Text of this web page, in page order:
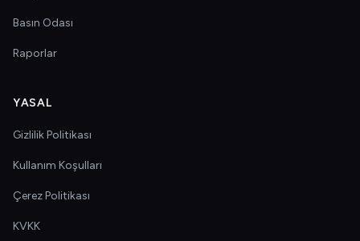
Basın Odası
Raporlar
YASAL
Gizlilik Politikası
Kullanım Koşulları
Çerez Politikası
KVKK